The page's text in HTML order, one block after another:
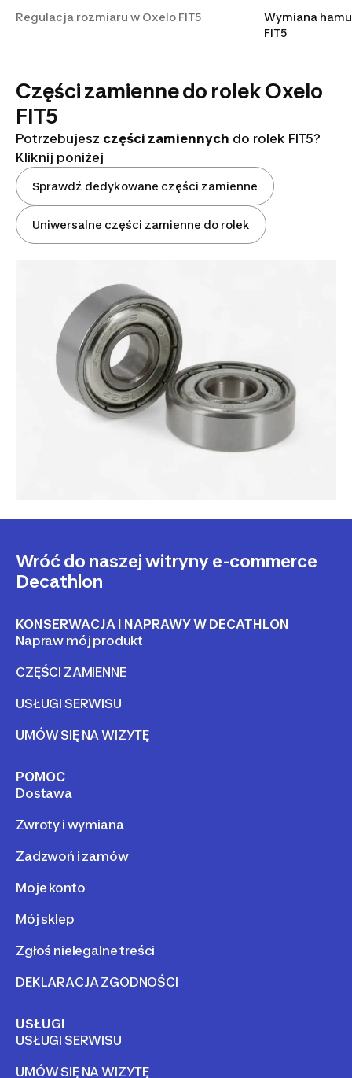
Regulacja rozmiaru w Oxelo FIT5
Wymiana
FIT5
Części zamienne do rolek Oxelo
FIT5
Potrzebujesz części zamiennych do rolek FIT5?
Kliknij poniżej
Sprawdź dedykowane części zamienne
Uniwersalne części zamienne do rolek
Wróć do naszej witryny e-commerce
Decathlon
KONSERWACJA I NAPRAWY W DECATHLON
Napraw mój produkt
CZĘŚCI ZAMIENNE
USŁUGI SERWISU
UMÓW SIĘ NA WIZYTĘ
POMOC
Dostawa
Zwroty i wymiana
Zadzwoń i zamów
Moje konto
Mój sklep
Zgłoś nielegalne treści
DEKLARACJA ZGODNOŚCI
USŁUGI
USŁUGI SERWISU
UMÓW SIĘ NA WIZYTĘ